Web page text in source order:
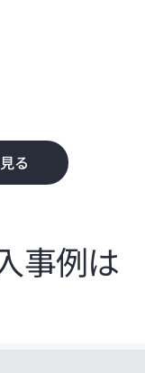
る
事例は